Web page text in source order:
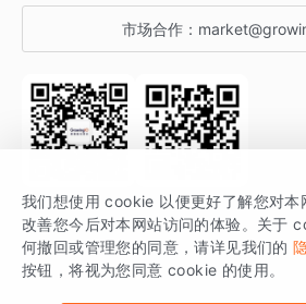
开发者文档
SDK 文档
场景指南
行业活动
市场合作：
关注公众号 获取更多干货
GrowingIO 是专注于数据智能分析与增长的品
分析云。
我们想使用 cookie 以便更好了解您对本
改善您今后对本网站访问的体验。关于
何撤回或管理您的同意，请详见我们的
按钮，将视为您同意 cookie 的使用。